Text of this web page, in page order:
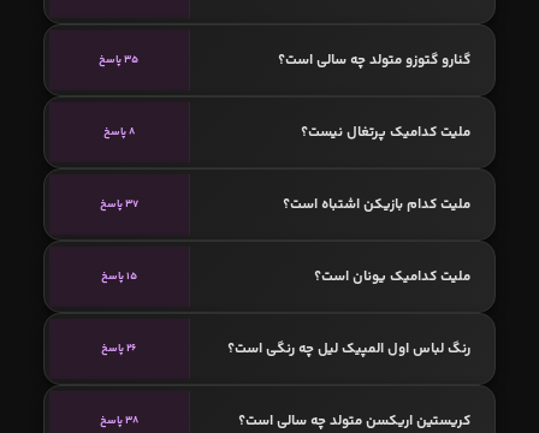
گنارو گتوزو متولد چه سالی است؟ 35 پاسخ
ملیت کدامیک پرتغال نیست؟ 8 پاسخ
ملیت کدام بازیکن اشتباه است؟ 37 پاسخ
ملیت کدامیک یونان است؟ 15 پاسخ
رنگ لباس اول المپیک لیل چه رنگی است؟ 26 پاسخ
کریستین اریکسن متولد چه سالی است؟ 38 پاسخ